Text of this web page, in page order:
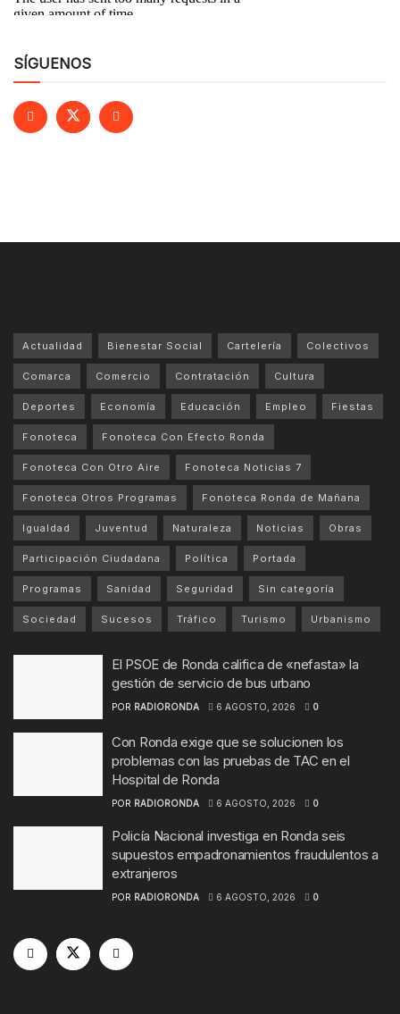
SÍGUENOS
Actualidad Bienestar Social Cartelería Colectivos
Comarca Comercio Contratación Cultura
Deportes Economía Educación Empleo Fiestas
Fonoteca Fonoteca Con Efecto Ronda
Fonoteca Con Otro Aire Fonoteca Noticias 7
Fonoteca Otros Programas Fonoteca Ronda de Mañana
Igualdad Juventud Naturaleza Noticias Obras
Participación Ciudadana Política Portada
Programas Sanidad Seguridad Sin categoría
Sociedad Sucesos Tráfico Turismo Urbanismo
El PSOE de Ronda califica de «nefasta» la
gestión de servicio de bus urbano
POR RADIORONDA 6 AGOSTO, 2026 0
Con Ronda exige que se solucionen los
problemas con las pruebas de TAC en el
Hospital de Ronda
POR RADIORONDA 6 AGOSTO, 2026 0
Policía Nacional investiga en Ronda seis
supuestos empadronamientos fraudulentos a
extranjeros
POR RADIORONDA 6 AGOSTO, 2026 0